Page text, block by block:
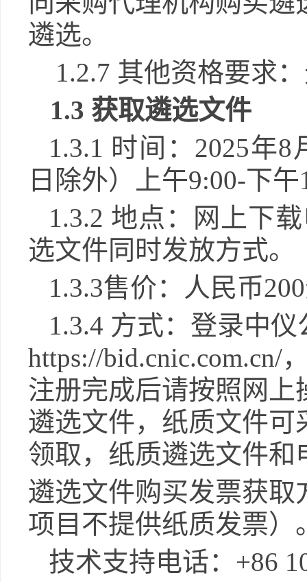
遴选。
1.2.7 其他资格要求
1.3 获取遴选文件
1.3.1 时间：2025年8
日除外）上午9:00-下午
1.3.2 地点：网上下
选文件同时发放方式。
1.3.3售价：人民币
1.3.4 方式： 登录中仪
https://bid.cnic.com.cn/
注册完成后请按照网
遴选文件，纸质文件可
领取，纸质遴选文件和
遴选文件购买发票获取
项目不提供纸质发票）
技术支持电话： +86